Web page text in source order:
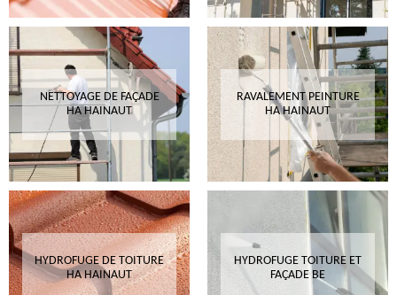
NETTOYAGE DE FAÇADE
HA HAINAUT
RAVALEMENT PEINTURE
HA HAINAUT
HYDROFUGE DE TOITURE
HA HAINAUT
HYDROFUGE TOITURE ET
FAÇADE BE